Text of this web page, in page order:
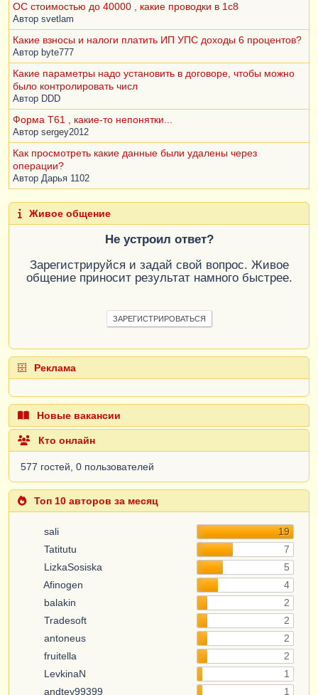
ОС стоимостью до 40000 , какие проводки в 1с8
Автор svetlam
Какие взносы и налоги платить ИП УПС доходы 6 процентов?
Автор byte777
Какие параметры надо установить в договоре, чтобы можно
было контролировать числ
Автор DDD
Форма Т61 , какие-то непонятки...
Автор sergey2012
Как просмотреть какие данные были удалены через
операции?
Автор Дарья 1102
Живое общение
Не устроил ответ?
Зарегистрируйся и задай свой вопрос. Живое
общение приносит результат намного быстрее.
ЗАРЕГИСТРИРОВАТЬСЯ
Реклама
Новые вакансии
Кто онлайн
577 гостей, 0 пользователей
Топ 10 авторов за месяц
sali
19
Tatitutu
7
LizkaSosiska
5
Afinogen
4
balakin
2
Tradesoft
2
antoneus
2
fruitella
2
LevkinaN
1
andtey99399
1